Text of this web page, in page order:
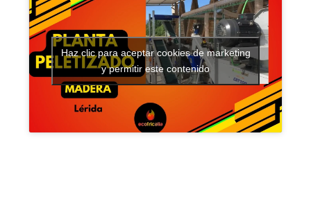
Haz clic para aceptar cookies de marketing
y permitir este contenido